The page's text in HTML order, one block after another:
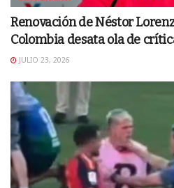
Renovación de Néstor
Colombia desata ola de
JULIO 23, 2026